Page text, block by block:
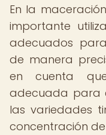
En la
importante
adecuados
de manera
en cuenta
adecuada para
las variedades
concentración